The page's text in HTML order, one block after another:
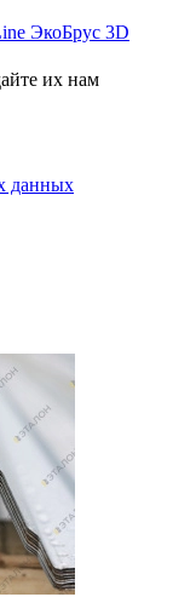
ЭкоБрус 3D
их нам
данных